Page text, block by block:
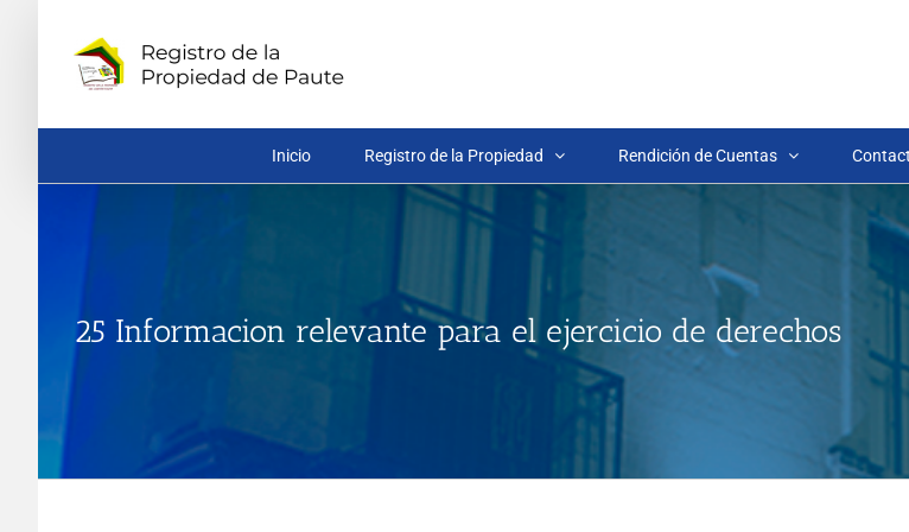
contenido
Inicio Registro de la Propiedad Rendición de Cuentas
25 Informacion relevante para el ejercicio de derechos